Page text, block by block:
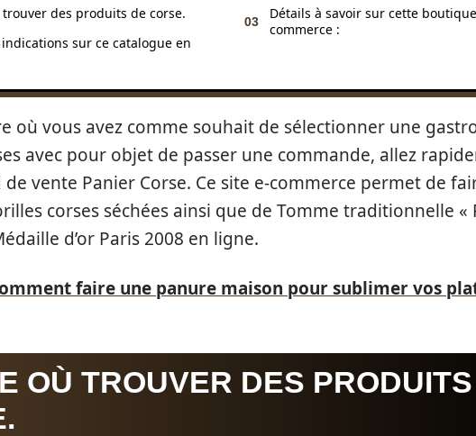
des produits de corse.
sur ce catalogue en
Détails à savoir sur cette
commerce :
où vous avez comme souhait de sélectionner une
avec pour objet de passer une commande, allez
vente Panier Corse. Ce site e-commerce permet de
corses séchées ainsi que de Tomme traditionnelle «
d’or Paris 2008 en ligne.
faire une panure maison pour sublimer vos
OÙ TROUVER DES